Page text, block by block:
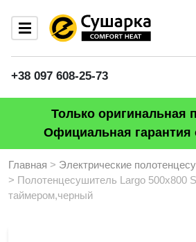
+38 097 608-25-73
Только оригинальная
Официальная гарантия
Главная > Электрические
> Полотенцесушитель Largo 500х800
таймером,черный